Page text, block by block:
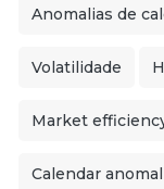
Anomalias de
Volatilidade
Market
Calendar